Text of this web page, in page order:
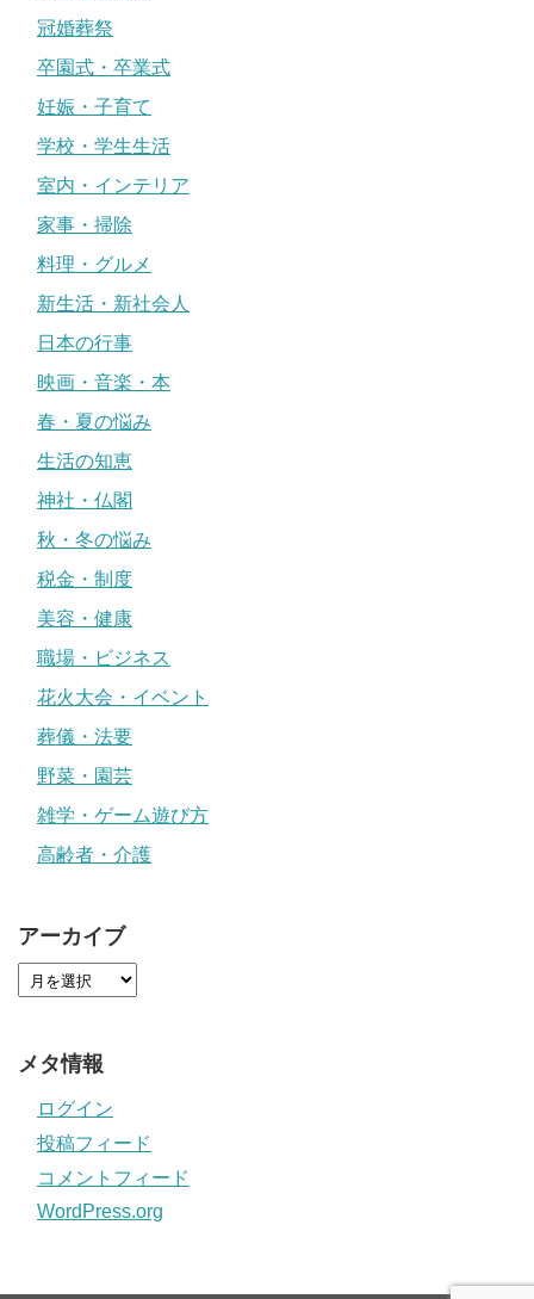
冠婚葬祭
卒園式・卒業式
妊娠・子育て
学校・学生生活
室内・インテリア
家事・掃除
料理・グルメ
新生活・新社会人
日本の行事
映画・音楽・本
春・夏の悩み
生活の知恵
神社・仏閣
秋・冬の悩み
税金・制度
美容・健康
職場・ビジネス
花火大会・イベント
葬儀・法要
野菜・園芸
雑学・ゲーム遊び方
高齢者・介護
アーカイブ
メタ情報
ログイン
投稿フィード
コメントフィード
WordPress.org